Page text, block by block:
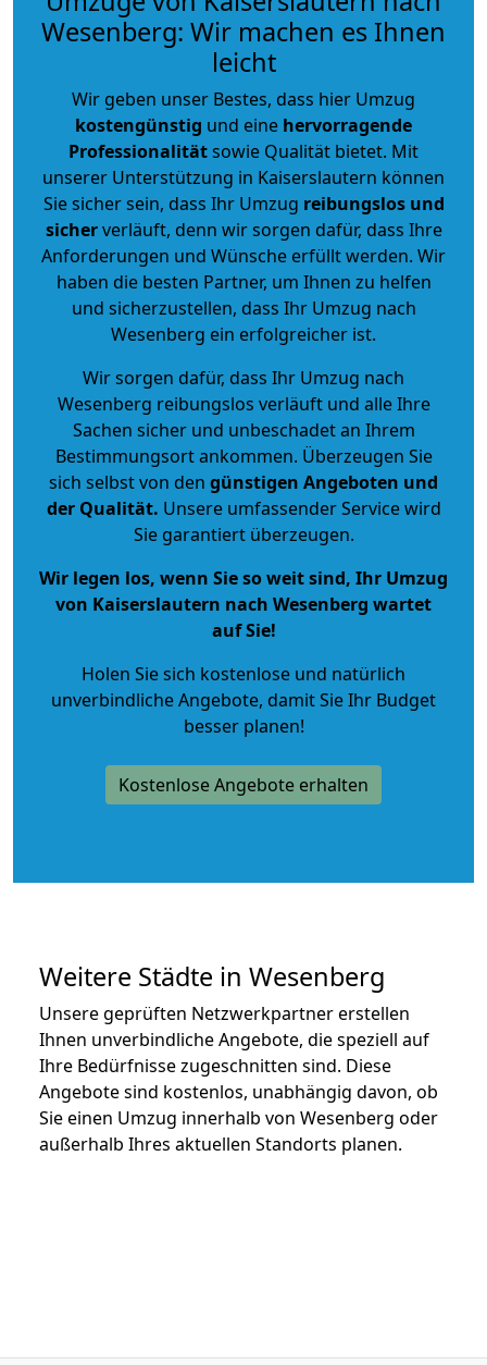
Wesenberg: Wir machen es Ihnen
leicht
Wir geben unser Bestes, dass hier Umzug
kostengünstig und eine hervorragende
Professionalitätsowie Qualität bietet. Mit
unserer Unterstützung in Kaiserslautern können
Sie sicher sein, dass Ihr Umzug reibungslos und
sicherverläuft, denn wir sorgen dafür, dass Ihre
Anforderungen und Wünsche erfüllt werden. Wir
haben die besten Partner, um Ihnen zu helfen
und sicherzustellen, dass Ihr Umzug nach
Wesenberg ein erfolgreicher ist.
Wir sorgen dafür, dass Ihr Umzug nach
Wesenberg reibungslos verläuft und alle Ihre
Sachen sicher und unbeschadet an Ihrem
Bestimmungsort ankommen. Überzeugen Sie
sich selbst von den günstigen Angeboten und
der Qualität. Unsere umfassender Service wird
Sie garantiert überzeugen.
Wir legen los, wenn Sie so weit sind, Ihr Umzug
von Kaiserslautern nach Wesenberg wartet
auf Sie!
Holen Sie sich kostenlose und natürlich
unverbindliche Angebote, damit Sie Ihr Budget
besser planen!
Kostenlose Angebote erhalten
Weitere Städte in Wesenberg
Unsere geprüften Netzwerkpartner erstellen
Ihnen unverbindliche Angebote, die speziell auf
Ihre Bedürfnisse zugeschnitten sind. Diese
Angebote sind kostenlos, unabhängig davon, ob
Sie einen Umzug innerhalb von Wesenberg oder
außerhalb Ihres aktuellen Standorts planen.